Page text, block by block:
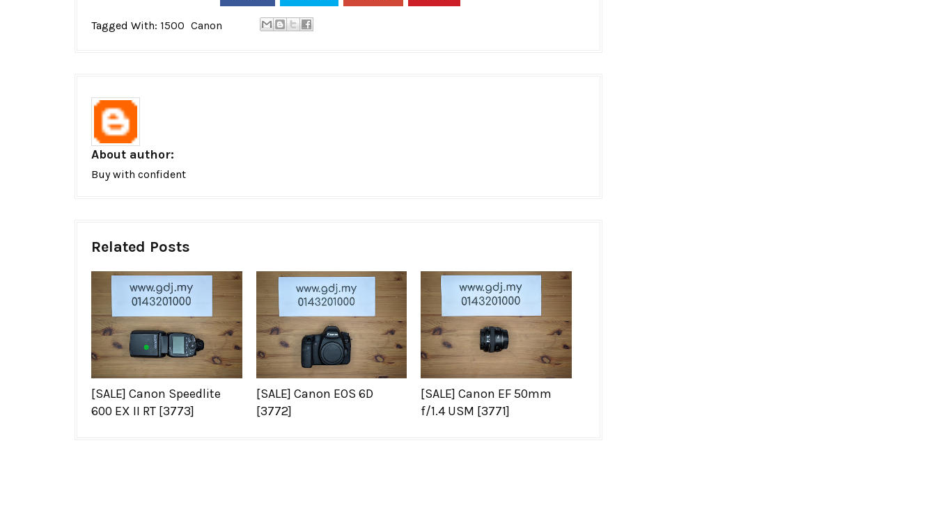
Tagged With: 1500 Canon
About author:
Buy with confident
Related Posts
[SALE] Canon Speedlite
600 EX II RT [3773]
[SALE] Canon EOS 6D
[3772]
[SALE] Canon EF 50mm
f/1.4 USM [3771]